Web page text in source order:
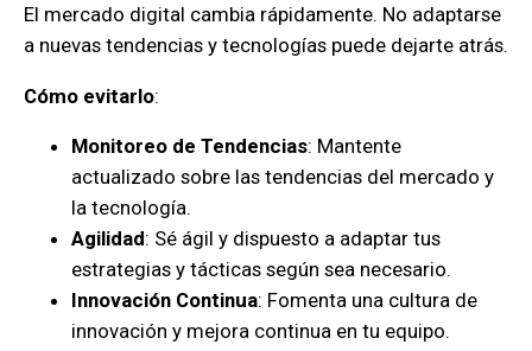
El mercado digital cambia rápidamente. No adaptarse
a nuevas tendencias y tecnologías puede dejarte atrás.
Cómo evitarlo:
Monitoreo de Tendencias: Mantente
actualizado sobre las tendencias del mercado y
la tecnología.
Agilidad: Sé ágil y dispuesto a adaptar tus
estrategias y tácticas según sea necesario.
Innovación Continua: Fomenta una cultura de
innovación y mejora continua en tu equipo.